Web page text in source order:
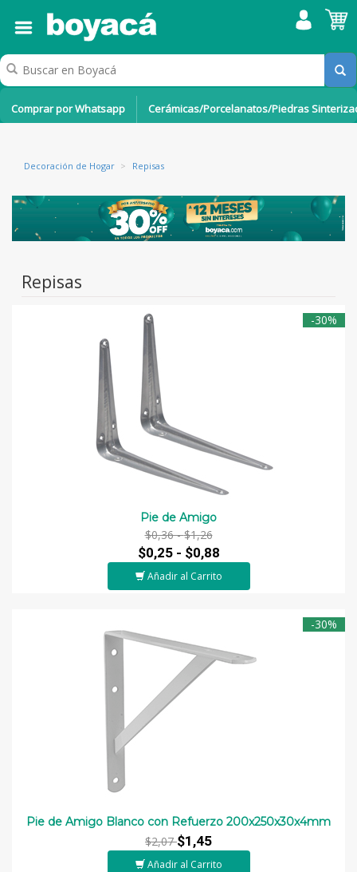
Comprar por Whatsapp Cerámicas/Porcelanatos/Piedras
Decoración de Hogar > Repisas
Repisas
-30%
Pie de Amigo
$0,36 -$1,26
$0,25 - $0,88
Añadir al Carrito
-30%
Pie de Amigo Blanco con Refuerzo 200x250x30x4mm
$2,07$1,45
Añadir al Carrito